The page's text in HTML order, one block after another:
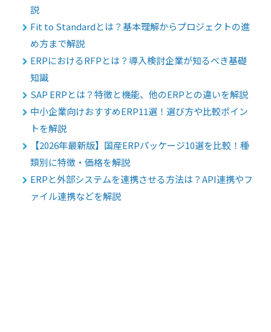
説
Fit to Standardとは？基本理解からプロジェクトの進
め方まで解説
ERPにおけるRFPとは？導入検討企業が知るべき基礎
知識
SAP ERPとは？特徴と機能、他のERPとの違いを解説
中小企業向けおすすめERP11選！選び方や比較ポイン
トを解説
【2026年最新版】国産ERPパッケージ10選を比較！種
類別に特徴・価格を解説
ERPと外部システムを連携させる方法は？API連携やフ
ァイル連携などを解説